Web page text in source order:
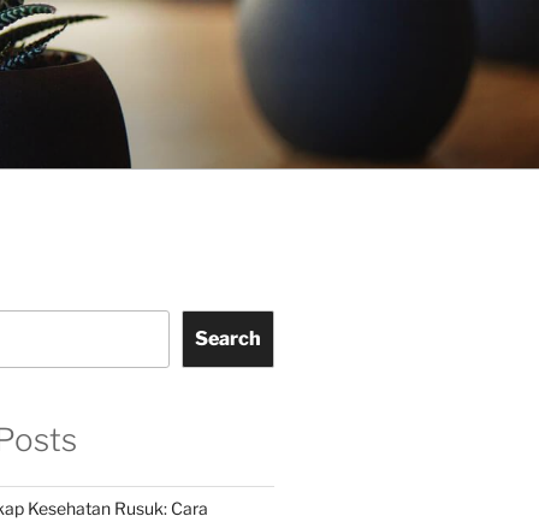
Search
Kesehatan Rusuk: Cara